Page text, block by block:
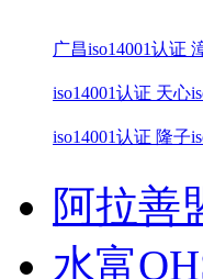
广昌iso14001认证
iso14001认证 天心
iso14001认证 隆子
阿拉善
水富